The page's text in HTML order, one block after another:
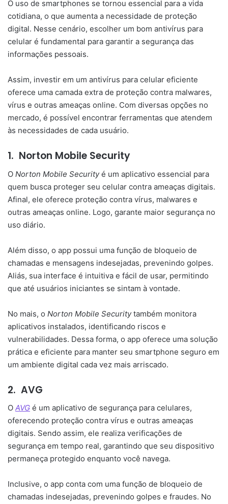
O uso de smartphones se tornou essencial para a vida
cotidiana, o que aumenta a necessidade de proteção
digital. Nesse cenário, escolher um bom antivírus para
celular é fundamental para garantir a segurança das
informações pessoais.
Assim, investir em um antivírus para celular eficiente
oferece uma camada extra de proteção contra malwares,
vírus e outras ameaças online. Com diversas opções no
mercado, é possível encontrar ferramentas que atendem
às necessidades de cada usuário.
1. Norton Mobile Security
O Norton Mobile Securityé um aplicativo essencial para
quem busca proteger seu celular contra ameaças digitais.
Afinal, ele oferece proteção contra vírus, malwares e
outras ameaças online. Logo, garante maior segurança no
uso diário.
Além disso, o app possui uma função de bloqueio de
chamadas e mensagens indesejadas, prevenindo golpes.
Aliás, sua interface é intuitiva e fácil de usar, permitindo
que até usuários iniciantes se sintam à vontade.
No mais, o Norton Mobile Securitytambém monitora
aplicativos instalados, identificando riscos e
vulnerabilidades. Dessa forma, o app oferece uma solução
prática e eficiente para manter seu smartphone seguro em
um ambiente digital cada vez mais arriscado.
2. AVG
O AVG é um aplicativo de segurança para celulares,
oferecendo proteção contra vírus e outras ameaças
digitais. Sendo assim, ele realiza verificações de
segurança em tempo real, garantindo que seu dispositivo
permaneça protegido enquanto você navega.
Inclusive, o app conta com uma função de bloqueio de
chamadas indesejadas, prevenindo golpes e fraudes. No